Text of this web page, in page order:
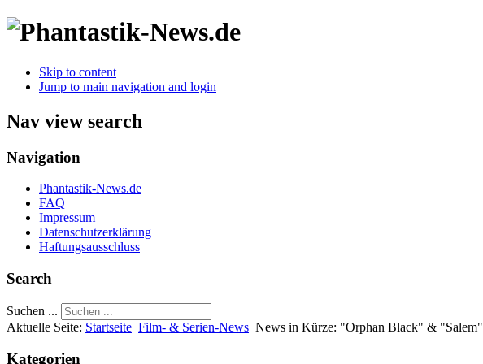
Skip to content
Jump to main navigation and login
Nav view search
Navigation
Phantastik-News.de
FAQ
Impressum
Datenschutzerklärung
Haftungsausschluss
Search
Suchen ...
Aktuelle Seite: Startseite Film- & Serien-News News in Kürze: "Orphan Black" & "Salem"
Kategorien